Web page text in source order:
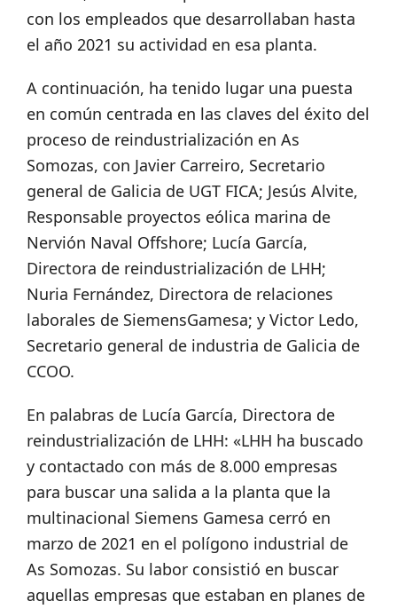
con los empleados que desarrollaban hasta
el año 2021 su actividad en esa planta.
A continuación, ha tenido lugar una puesta
en común centrada en las claves del éxito del
proceso de reindustrialización en As
Somozas, con Javier Carreiro, Secretario
general de Galicia de UGT FICA; Jesús Alvite,
Responsable proyectos eólica marina de
Nervión Naval Offshore; Lucía García,
Directora de reindustrialización de LHH;
Nuria Fernández, Directora de relaciones
laborales de SiemensGamesa; y Victor Ledo,
Secretario general de industria de Galicia de
CCOO.
En palabras de Lucía García, Directora de
reindustrialización de LHH: «LHH ha buscado
y contactado con más de 8.000 empresas
para buscar una salida a la planta que la
multinacional Siemens Gamesa cerró en
marzo de 2021 en el polígono industrial de
As Somozas. Su labor consistió en buscar
aquellas empresas que estaban en planes de